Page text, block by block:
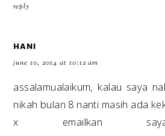
reply
HANI
june 10, 2014 at 10:12 am
assalamualaikum, kalau saya
nikah bulan 8 nanti masih ada
x emailkan